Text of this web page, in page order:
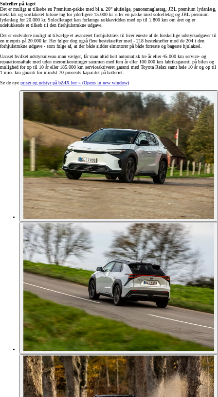
Solceller på taget
Det er muligt at tilkøbe en Premium-pakke med bl.a. 20" alufælge, panoramaglastag, JBL premium lydanlæg,
metallak og sortlakeret bitone tag for yderligere 15.000 kr. eller en pakke med solcelletag og JBL premium
lydanlæg for 20.000 kr. Solcelletaget kan forlænge rækkevidden med op til 1.800 km om året og er
udelukkende et tilkøb til den firehjulstrukne udgave.
Det er endvidere muligt at tilvælge et avanceret firehjulstræk til hver eneste af de forskellige udstyrsudgaver til
en merpris på 20.000 kr. Her følger dog også flere hestekræfter med - 218 hestekræfter mod de 204 i den
forhjulstrukne udgave - som følge af, at der både sidder elmotorer på både forreste og bageste hjulaksel.
Uanset hvilket udstyrsniveau man vælger, får man altid helt automatisk tre år eller 45.000 km service- og
reparationsaftale med uden meromkostninger sammen med fem år eller 100.000 km fabriksgaranti på bilen og
mulighed for op til 10 år eller 185.000 km serviceaktiveret garanti med Toyota Relax samt hele 10 år og op til
1 mio. km garanti for mindst 70 procents kapacitet på batteriet.
Se de nye priser og udstyr på bZ4X her » (Opens in new window)